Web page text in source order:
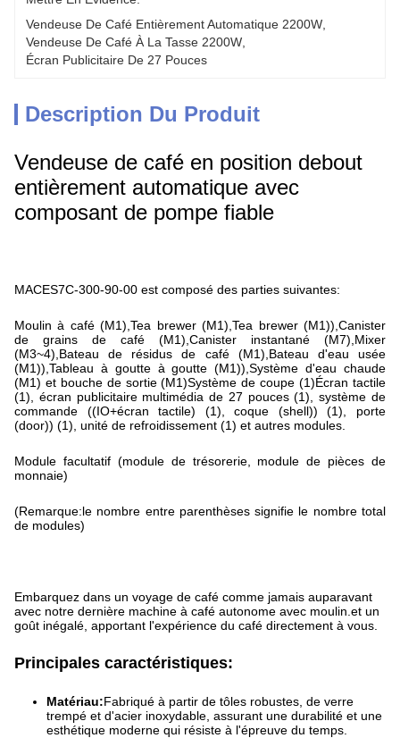
Vendeuse De Café Entièrement Automatique 2200W
Vendeuse De Café À La Tasse 2200W
Écran Publicitaire De 27 Pouces
Description Du Produit
Vendeuse de café en position debout
entièrement automatique avec
composant de pompe fiable
MACES7C-300-90-00 est composé des parties suivantes:
Moulin à café (M1),Tea brewer (M1),Tea brewer (M1)),Canister
de grains de café (M1),Canister instantané (M7),Mixer
(M3~4),Bateau de résidus de café (M1),Bateau d'eau usée
(M1)),Tableau à goutte à goutte (M1)),Système d'eau chaude
(M1) et bouche de sortie (M1)Système de coupe (1)Écran tactile
(1), écran publicitaire multimédia de 27 pouces (1), système de
commande ((IO+écran tactile) (1), coque (shell)) (1), porte
(door)) (1), unité de refroidissement (1) et autres modules.
Module facultatif (module de trésorerie, module de pièces de
monnaie)
(Remarque:le nombre entre parenthèses signifie le nombre total
de modules)
Embarquez dans un voyage de café comme jamais auparavant
avec notre dernière machine à café autonome avec moulin.et un
goût inégalé, apportant l'expérience du café directement à vous.
Principales caractéristiques:
Matériau:Fabriqué à partir de tôles robustes, de verre
trempé et d'acier inoxydable, assurant une durabilité et une
esthétique moderne qui résiste à l'épreuve du temps.